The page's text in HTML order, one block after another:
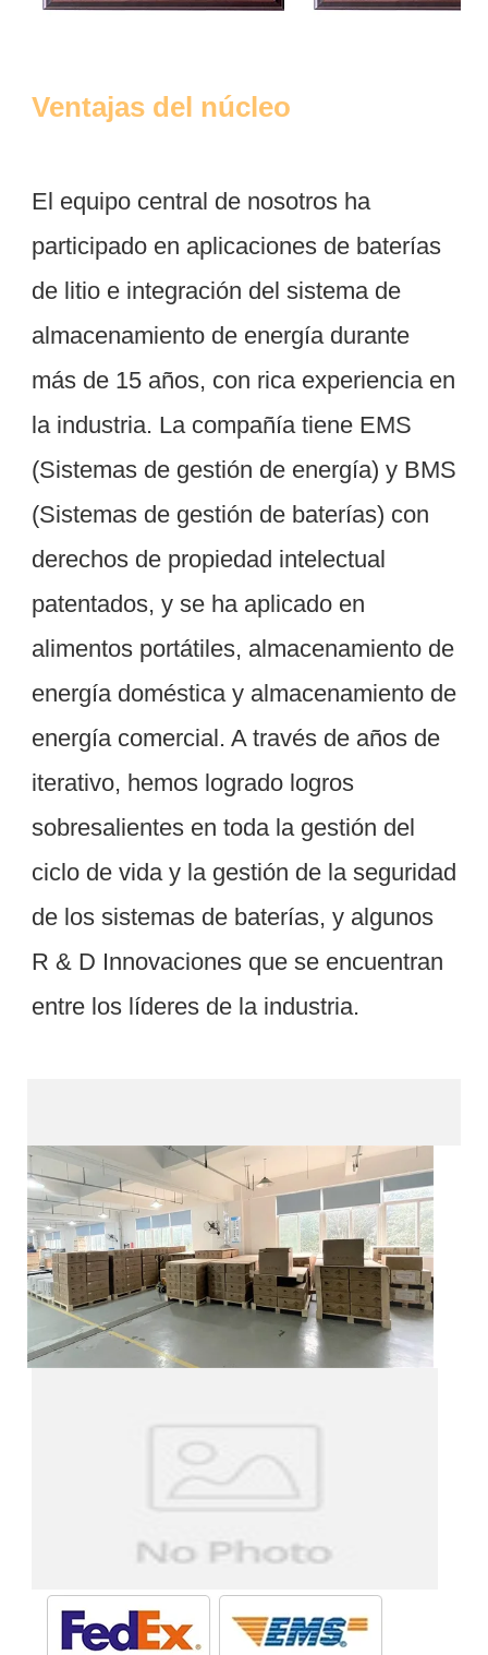
El equipo central de nosotros ha
participado en aplicaciones de baterías
de litio e integración del sistema de
almacenamiento de energía durante
más de 15 años, con rica experiencia en
la industria. La compañía tiene EMS
(Sistemas de gestión de energía) y BMS
(Sistemas de gestión de baterías) con
derechos de propiedad intelectual
patentados, y se ha aplicado en
alimentos portátiles, almacenamiento de
energía doméstica y almacenamiento de
energía comercial. A través de años de
iterativo, hemos logrado logros
sobresalientes en toda la gestión del
ciclo de vida y la gestión de la seguridad
de los sistemas de baterías, y algunos
R & D Innovaciones que se encuentran